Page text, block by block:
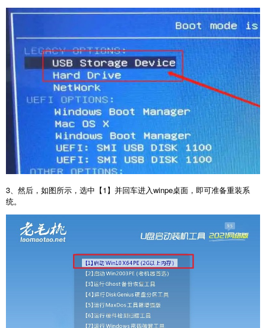
3、然后，如图所示，选中【1】并回车进入winpe桌面，即可准备重装系
统。